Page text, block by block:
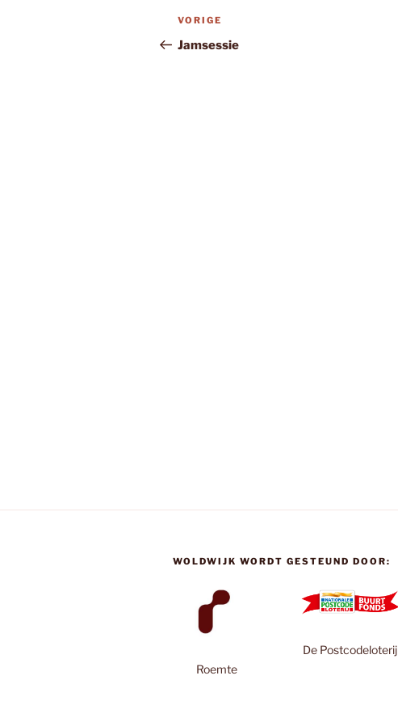
Bericht
navigatie
Vorig
bericht
VORIGE
Jamsessie
WOLDWIJK WORDT GESTEUND DOOR:
Roemte
De Postcodeloterij